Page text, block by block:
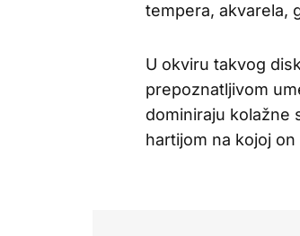
tempera, akvarela,
U okviru takvog
prepoznatljivom
dominiraju kolažne
hartijom na kojoj